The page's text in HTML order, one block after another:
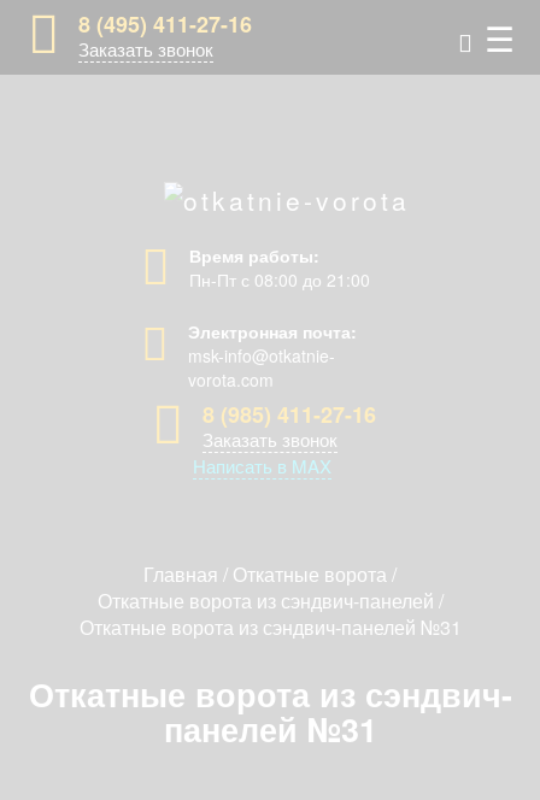
8 (495) 411-27-16
Заказать звонок ☰
Время работы:
Пн-Пт с 08:00 до 21:00
Электронная почта:
msk-info@otkatnie-
vorota.com
8 (985) 411-27-16
Заказать звонок
Написать в MAX
Главная / Откатные ворота /
Откатные ворота из сэндвич-панелей /
Откатные ворота из сэндвич-панелей №31
Откатные ворота из сэндвич-
панелей №31